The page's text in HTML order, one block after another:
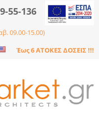
55-136
09.00-15.00)
Έως 6 ΑΤΟΚΕΣ ΔΟΣΕΙΣ !!!